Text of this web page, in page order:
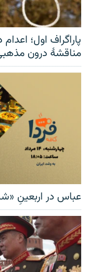
پاراگراف اول؛
مناقشهٔ درون
عباس در اربعینِ